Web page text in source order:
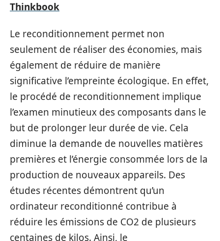
Thinkbook
Le reconditionnement permet non
seulement de réaliser des économies, mais
également de réduire de manière
significative l’empreinte écologique. En effet,
le procédé de reconditionnement implique
l’examen minutieux des composants dans le
but de prolonger leur durée de vie. Cela
diminue la demande de nouvelles matières
premières et l’énergie consommée lors de la
production de nouveaux appareils. Des
études récentes démontrent qu’un
ordinateur reconditionné contribue à
réduire les émissions de CO2 de plusieurs
centaines de kilos. Ainsi, le